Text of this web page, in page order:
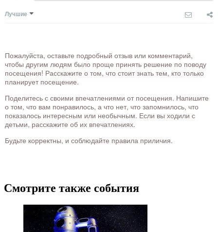
Лучшие
Пожалуйста, оставьте подробный отзыв или комментарий,
чтобы другим людям было проще принять решение по поводу
посещения! Расскажите о том, что стоит знать тем, кто только
планирует посещение.
Поделитесь с своими впечатлениями от посещения. Напишите
о том, что вам понравилось, а что нет, что запомнилось, что
показалось интересным или необычным. Если вы ходили с
детьми, расскажите об их впечатлениях.
Будьте корректны, и соблюдайте правила приличия.
Смотрите также события